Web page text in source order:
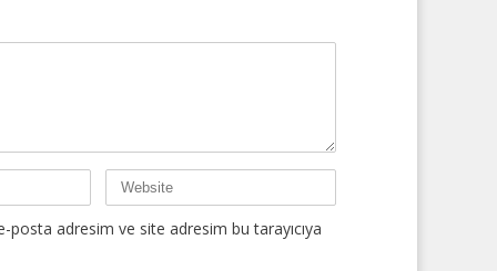
posta adresim ve site adresim bu tarayıcıya